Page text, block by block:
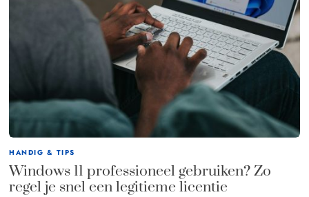
HANDIG & TIPS
Windows 11 professioneel gebruiken? Zo
regel je snel een legitieme licentie